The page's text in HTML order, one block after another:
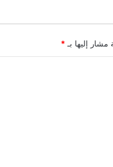
ن
ك
مشار إليها بـ *